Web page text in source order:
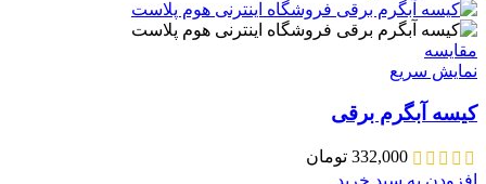
مقايسه
نمایش سریع
کیسه آبگرم برقی
332,000 تومان
افزودن به سبد خرید